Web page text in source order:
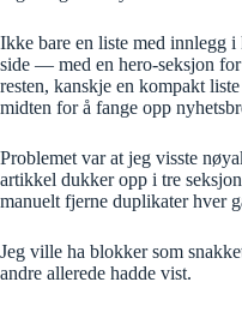
Ikke bare en liste med innlegg
side — med en hero-seksjon
resten, kanskje en kompakt
midten for å fange opp
Problemet var at jeg visste
artikkel dukker opp i tre
manuelt fjerne duplikater hver
Jeg ville ha blokker som
andre allerede hadde vist.